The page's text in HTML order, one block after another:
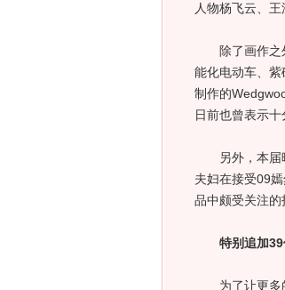
人物杨飞云、
除了画作之外
能化电动车、
制作的
日前也曾表示
另外，本届晚
夫妇在接受09
品中颇受关注的
特别追加39
为了让更多的